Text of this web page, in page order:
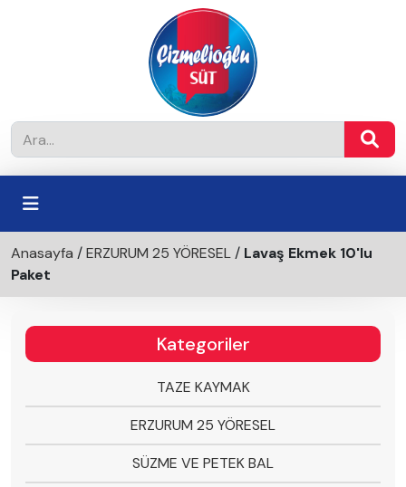
Anasayfa /ERZURUM 25 YÖRESEL / Lavaş Ekmek 10'lu
Paket
Kategoriler
TAZE KAYMAK
ERZURUM 25 YÖRESEL
SÜZME VE PETEK BAL